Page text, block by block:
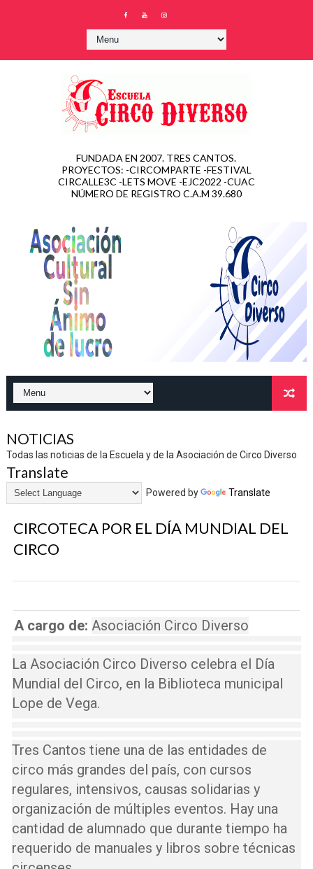
FUNDADA EN 2007. TRES CANTOS.
PROYECTOS: -CIRCOMPARTE -FESTIVAL
CIRCALLE3C -LETS MOVE -EJC2022 -CUAC
NÚMERO DE REGISTRO C.A.M 39.680
NOTICIAS
Todas las noticias de la Escuela y de la Asociación de Circo Diverso
Translate
Powered by Translate
CIRCOTECA POR EL DÍA MUNDIAL DEL
CIRCO
A cargo de: Asociación Circo Diverso
La Asociación Circo Diverso celebra el Día
Mundial del Circo, en la Biblioteca municipal
Lope de Vega.
Tres Cantos tiene una de las entidades de
circo más grandes del país, con cursos
regulares, intensivos, causas solidarias y
organización de múltiples eventos. Hay una
cantidad de alumnado que durante tiempo ha
requerido de manuales y libros sobre técnicas